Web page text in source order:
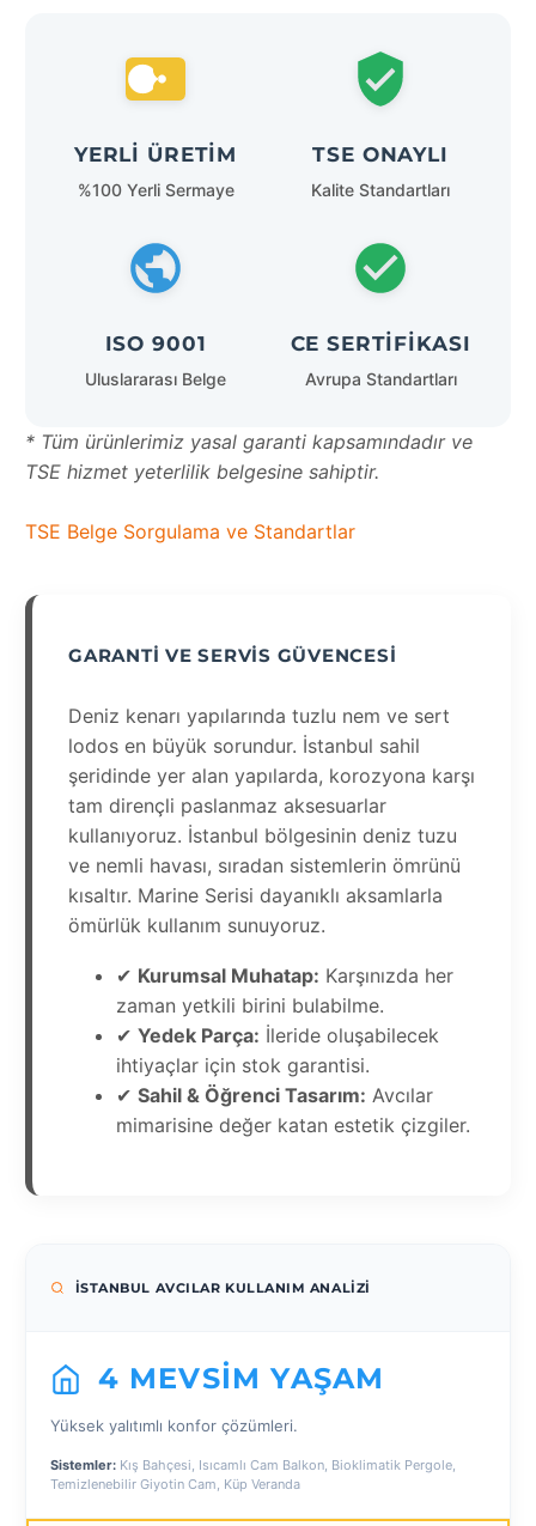
YERLI ÜRETIM
%100 Yerli Sermaye
TSE ONAYLI
Kalite Standartları
ISO 9001
Uluslararası Belge
CE SERTIFIKASI
Avrupa Standartları
* Tüm ürünlerimiz yasal garanti kapsamındadır ve
TSE hizmet yeterlilik belgesine sahiptir.
TSE Belge Sorgulama ve Standartlar
GARANTI VE SERVIS GÜVENCESI
Deniz kenarı yapılarında tuzlu nem ve sert
lodos en büyük sorundur. İstanbul sahil
şeridinde yer alan yapılarda, korozyona karşı
tam dirençli paslanmaz aksesuarlar
kullanıyoruz. İstanbul bölgesinin deniz tuzu
ve nemli havası, sıradan sistemlerin ömrünü
kısaltır. Marine Serisi dayanıklı aksamlarla
ömürlük kullanım sunuyoruz.
✔ Kurumsal Muhatap: Karşınızda her
zaman yetkili birini bulabilme.
✔ Yedek Parça: İleride oluşabilecek
ihtiyaçlar için stok garantisi.
✔ Sahil & Öğrenci Tasarım: Avcılar
mimarisine değer katan estetik çizgiler.
İSTANBUL AVCILAR KULLANIM ANALIZI
4 MEVSIM YAŞAM
Yüksek yalıtımlı konfor çözümleri.
Sistemler: Kış Bahçesi, Isıcamlı Cam Balkon, Bioklimatik Pergole,
Temizlenebilir Giyotin Cam, Küp Veranda